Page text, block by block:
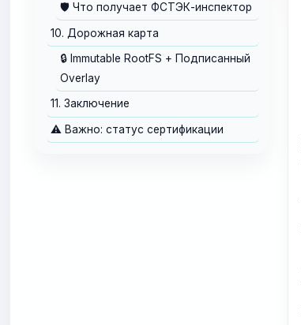
🛡️ Что получает ФСТЭК-инспектор
10. Дорожная карта
🔒 Immutable RootFS + Подписанный
Overlay
11. Заключение
⚠️ Важно: статус сертификации